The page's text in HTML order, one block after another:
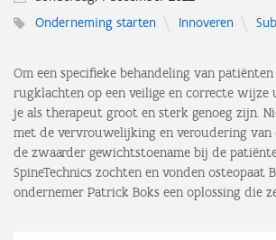
Onderneming starten
Innoveren
Om een specifieke behandeling van
rugklachten op een veilige en correcte wijze
je als therapeut groot en sterk genoeg zijn.
met de vervrouwelijking en veroudering van
de zwaarder gewichtstoename bij de
SpineTechnics zochten en vonden osteopaat
ondernemer Patrick Boks een oplossing die